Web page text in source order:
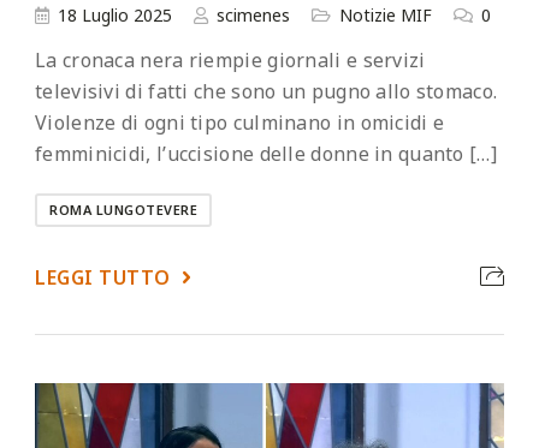
18 Luglio 2025 scimenes Notizie MIF 0
La cronaca nera riempie giornali e servizi
televisivi di fatti che sono un pugno allo stomaco.
Violenze di ogni tipo culminano in omicidi e
femminicidi, l’uccisione delle donne in quanto […]
ROMA LUNGOTEVERE
LEGGI TUTTO